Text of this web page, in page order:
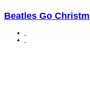
Beatles Go